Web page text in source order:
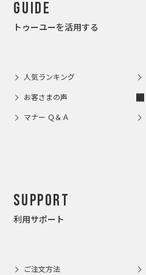
Guide
トゥーユーを活用する
人気ランキング
お客さまの声
マナー Ｑ＆Ａ
Support
利用サポート
ご注文方法